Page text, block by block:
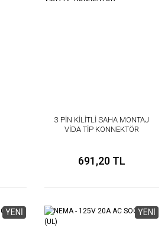
3 PİN KİLİTLİ SAHA MONTAJ
VİDA TİP KONNEKTÖR
691,20 TL
YENİ YENİ